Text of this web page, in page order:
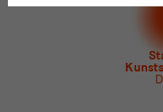
Newsletterdes
Museum